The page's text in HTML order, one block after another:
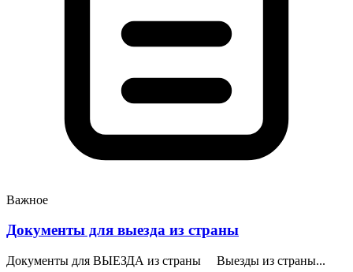
Важное
Документы для выезда из страны
Документы для ВЫЕЗДА из страны Выезды из страны...